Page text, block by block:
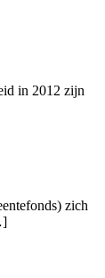
in 2012 zijn
zich